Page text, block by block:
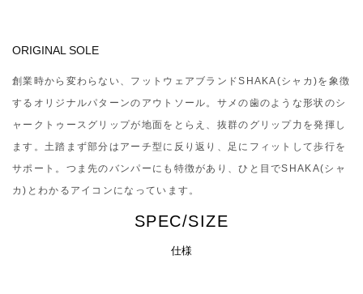
ORIGINAL SOLE
創業時から変わらない、フットウェアブランドSHAKA(シャカ)を象徴
するオリジナルパターンのアウトソール。サメの歯のような形状のシ
ャークトゥースグリップが地面をとらえ、抜群のグリップ力を発揮し
ます。土踏まず部分はアーチ型に反り返り、足にフィットして歩行を
サポート。つま先のバンパーにも特徴があり、ひと目でSHAKA(シャ
カ)とわかるアイコンになっています。
SPEC/SIZE
仕様